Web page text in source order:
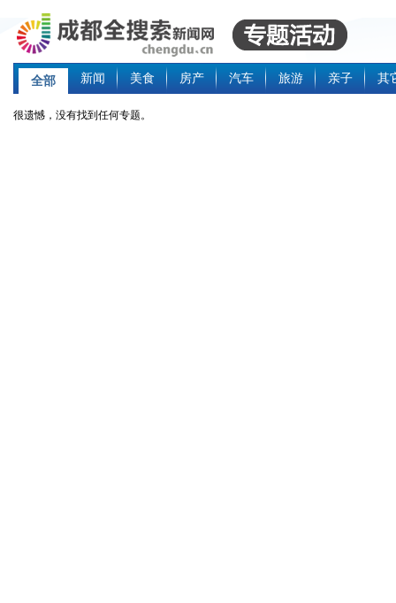
全部 新闻 美食 房产 汽车 旅游 亲子 其
很遗憾，没有找到任何专题。